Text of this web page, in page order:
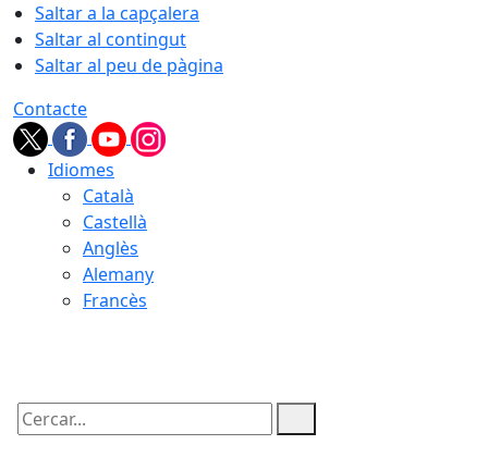
Saltar a la capçalera
Saltar al contingut
Saltar al peu de pàgina
Contacte
Idiomes
Català
Castellà
Anglès
Alemany
Francès
Cercar: